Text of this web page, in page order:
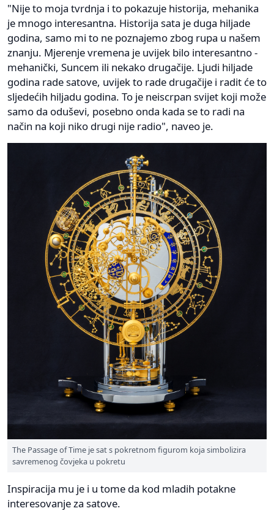
"Nije to moja tvrdnja i to pokazuje historija, mehanika
je mnogo interesantna. Historija sata je duga hiljade
godina, samo mi to ne poznajemo zbog rupa u našem
znanju. Mjerenje vremena je uvijek bilo interesantno -
mehanički, Suncem ili nekako drugačije. Ljudi hiljade
godina rade satove, uvijek to rade drugačije i radit će to
sljedećih hiljadu godina. To je neiscrpan svijet koji može
samo da oduševi, posebno onda kada se to radi na
način na koji niko drugi nije radio", naveo je.
The Passage of Time je sat s pokretnom figurom koja simbolizira
savremenog čovjeka u pokretu
Inspiracija mu je i u tome da kod mladih potakne
interesovanje za satove.